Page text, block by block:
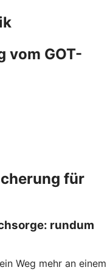
vom GOT-
für
rundum
Weg mehr an einem